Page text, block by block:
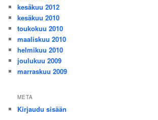
kesäkuu 2012
kesäkuu 2010
toukokuu 2010
maaliskuu 2010
helmikuu 2010
joulukuu 2009
marraskuu 2009
META
Kirjaudu sisään